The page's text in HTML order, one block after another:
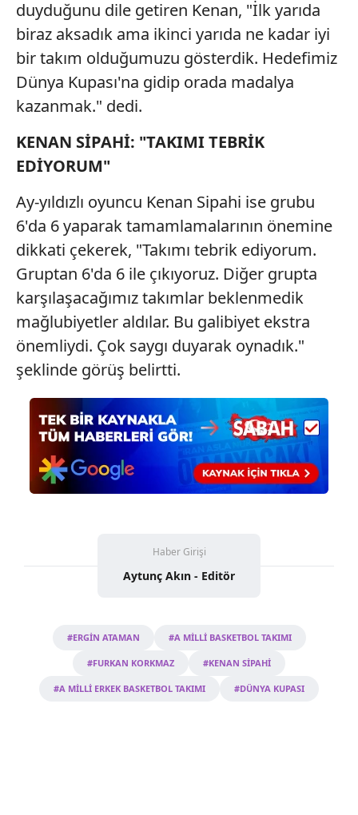
kullanılmaktadır. Diğer çerezler, sitemizin daha işlevsel
kılınması ve kişiselleştirilmesi ve sizlere yönelik
reklam/pazarlama faaliyetlerinin yapılması, amaçlarıyla
sınırlı olarak açık rızanız dahilinde kullanılacaktır.
Çerezlere ilişkin tercihlerinizi aşağıda yer alan panel
için Ayarlar butonuna tıklayabilir,Çerez Bilgilendirme
Metnimiziziyaret edebilirsiniz.
6698 sayılı Kişisel Verilerin Korunması Kanunu uyarınca
hazırlanmış Aydınlatma Metnimizi okumak ve sitemizde
ilgili mevzuata uygun olarak kullanılan çerezlerle ilgili bilgi
almak için lütfen tıklayınız.
duyduğunu dile getiren Kenan, "İlk yarıda
biraz aksadık ama ikinci yarıda ne kadar iyi
bir takım olduğumuzu gösterdik. Hedefimiz
Dünya Kupası'na gidip orada madalya
kazanmak." dedi.
KENAN SİPAHİ: "TAKIMI TEBRİK
EDİYORUM"
Ay-yıldızlı oyuncu Kenan Sipahi ise grubu
6'da 6 yaparak tamamlamalarının önemine
dikkati çekerek, "Takımı tebrik ediyorum.
Gruptan 6'da 6 ile çıkıyoruz. Diğer grupta
karşılaşacağımız takımlar beklenmedik
mağlubiyetler aldılar. Bu galibiyet ekstra
önemliydi. Çok saygı duyarak oynadık."
şeklinde görüş belirtti.
Haber Girişi
Aytunç Akın - Editör
#ERGİN ATAMAN #A MİLLİ BASKETBOL TAKIMI
#FURKAN KORKMAZ #KENAN SİPAHİ
#A MİLLİ ERKEK BASKETBOL TAKIMI #DÜNYA KUPASI